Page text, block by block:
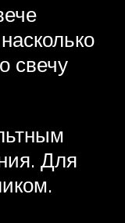
свечу
Для